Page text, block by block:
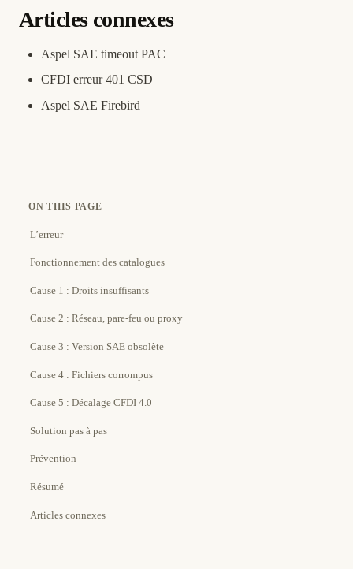
Articles connexes
Aspel SAE timeout PAC
CFDI erreur 401 CSD
Aspel SAE Firebird
ON THIS PAGE
L’erreur
Fonctionnement des catalogues
Cause 1 : Droits insuffisants
Cause 2 : Réseau, pare-feu ou proxy
Cause 3 : Version SAE obsolète
Cause 4 : Fichiers corrompus
Cause 5 : Décalage CFDI 4.0
Solution pas à pas
Prévention
Résumé
Articles connexes